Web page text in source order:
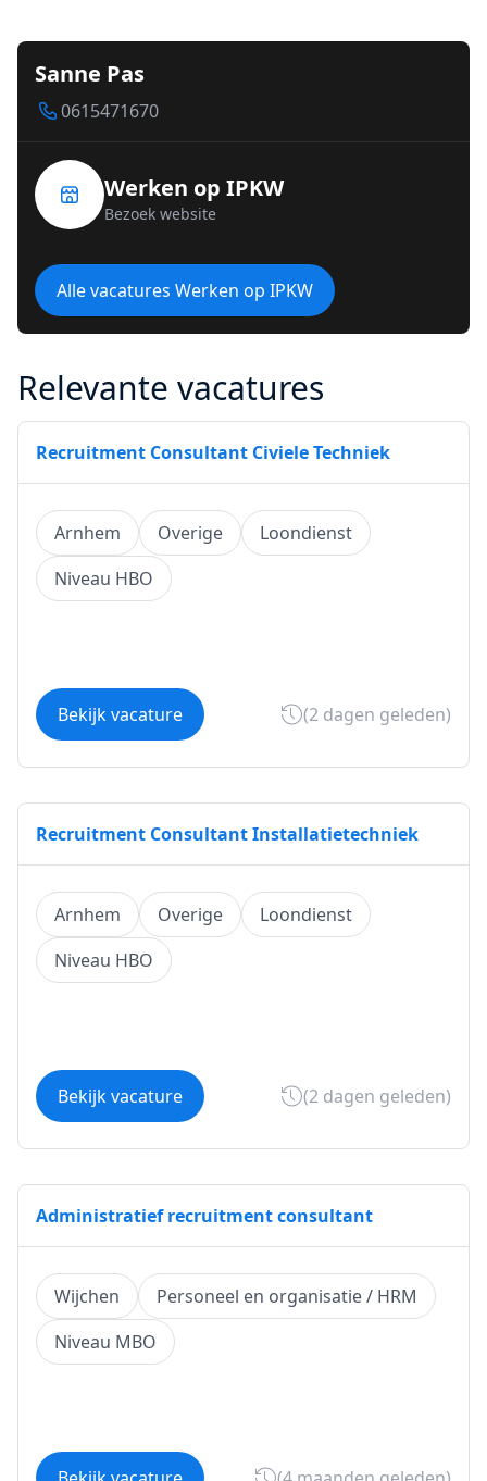
Sanne Pas
0615471670
Werken op IPKW
Bezoek website
Alle vacatures Werken op IPKW
Relevante vacatures
Recruitment Consultant Civiele Techniek
Arnhem Overige
Loondienst
Niveau HBO
Bekijk vacature (2 dagen geleden)
Recruitment Consultant Installatietechniek
Arnhem Overige
Loondienst
Niveau HBO
Bekijk vacature (2 dagen geleden)
Administratief recruitment consultant
Wijchen
Personeel en organisatie / HRM
Niveau MBO